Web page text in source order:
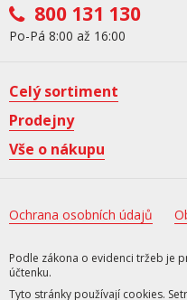
800 131 130
Po-Pá 8:00 až 16:00
Celý sortiment
Prodejny
Vše o nákupu
Ochrana osobních údajů
Podle zákona o evidenci tržeb je
účtenku.
Tyto stránky používají cookies.